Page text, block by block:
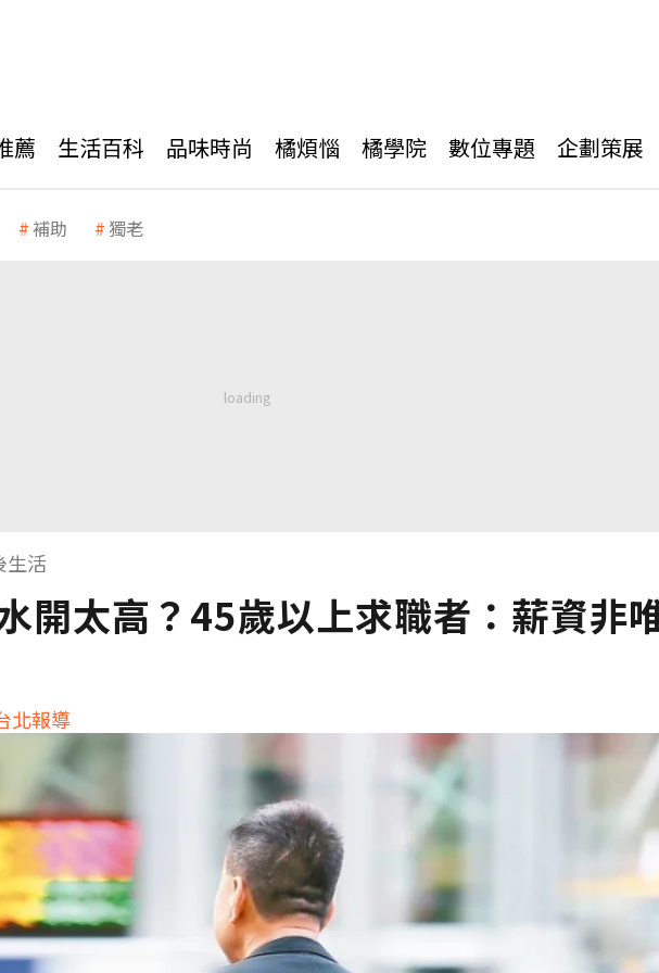
薦 生活百科 品味時尚 橘煩惱 橘學院 數位專題 企劃策展
補助 獨老
生活
開太高？45歲以上求職者：薪資非
北報導